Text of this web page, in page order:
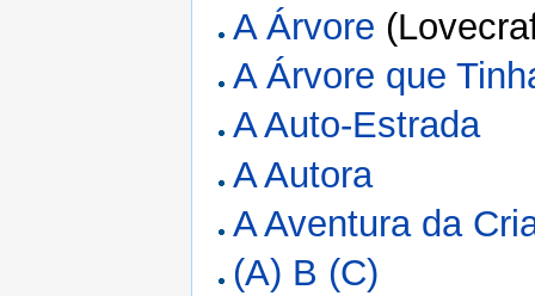
A Árvore
A Árvore que
A Auto-Estrada
A Autora
A Aventura da
(A) B (C)